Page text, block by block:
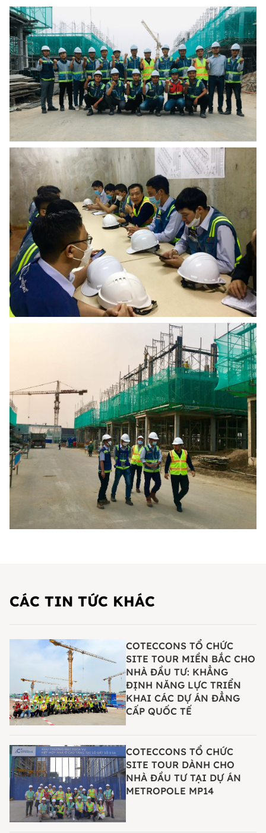
CÁC TIN TỨC KHÁC
COTECCONS TỔ CHỨC
SITE TOUR MIỀN BẮC CHO
NHÀ ĐẦU TƯ: KHẲNG
ĐỊNH NĂNG LỰC TRIỂN
KHAI CÁC DỰ ÁN ĐẲNG
CẤP QUỐC TẾ
COTECCONS TỔ CHỨC
SITE TOUR DÀNH CHO
NHÀ ĐẦU TƯ TẠI DỰ ÁN
METROPOLE MP14